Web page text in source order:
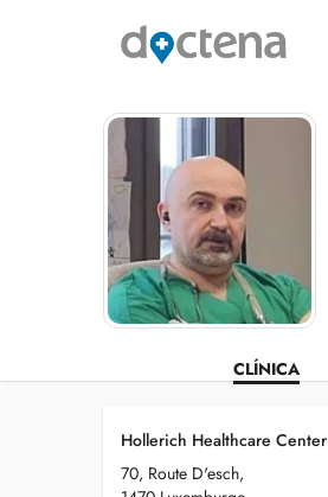
CLÍNICA
Hollerich Healthcare Center
70, Route D'esch,